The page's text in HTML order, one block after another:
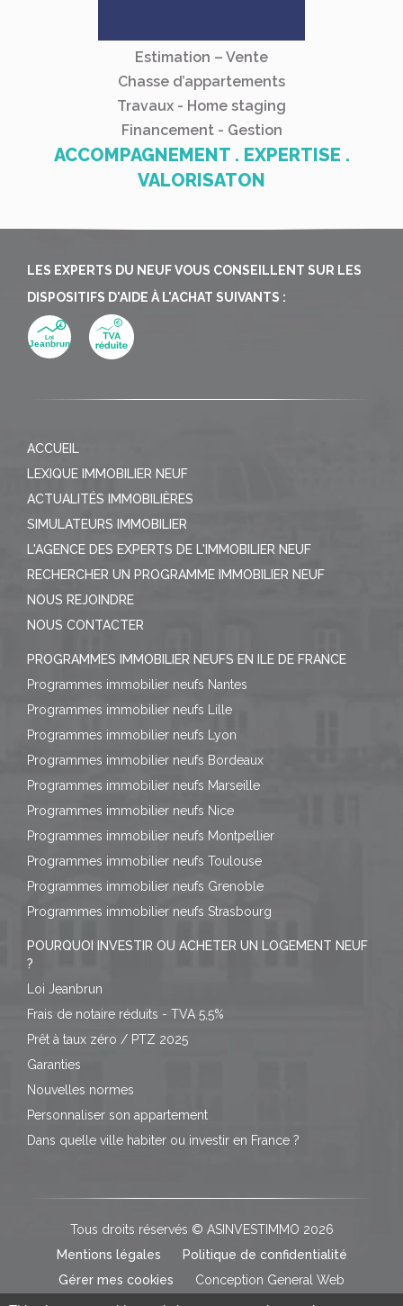
Estimation – Vente
Chasse d’appartements
Travaux - Home staging
Financement - Gestion
ACCOMPAGNEMENT . EXPERTISE .
VALORISATON
LES EXPERTS DU NEUF VOUS CONSEILLENT SUR LES
DISPOSITIFS D'AIDE À L'ACHAT SUIVANTS :
ACCUEIL
LEXIQUE IMMOBILIER NEUF
ACTUALITÉS IMMOBILIÈRES
SIMULATEURS IMMOBILIER
L'AGENCE DES EXPERTS DE L'IMMOBILIER NEUF
RECHERCHER UN PROGRAMME IMMOBILIER NEUF
NOUS REJOINDRE
NOUS CONTACTER
PROGRAMMES IMMOBILIER NEUFS EN ILE DE FRANCE
Programmes immobilier neufs Nantes
Programmes immobilier neufs Lille
Programmes immobilier neufs Lyon
Programmes immobilier neufs Bordeaux
Programmes immobilier neufs Marseille
Programmes immobilier neufs Nice
Programmes immobilier neufs Montpellier
Programmes immobilier neufs Toulouse
Programmes immobilier neufs Grenoble
Programmes immobilier neufs Strasbourg
POURQUOI INVESTIR OU ACHETER UN LOGEMENT NEUF
?
Loi Jeanbrun
Frais de notaire réduits - TVA 5,5%
Prêt à taux zéro / PTZ 2025
Garanties
Nouvelles normes
Personnaliser son appartement
Dans quelle ville habiter ou investir en France ?
Tous droits réservés © ASINVESTIMMO 2026
Mentions légales
Politique de confidentialité
Gérer mes cookies
Conception General Web